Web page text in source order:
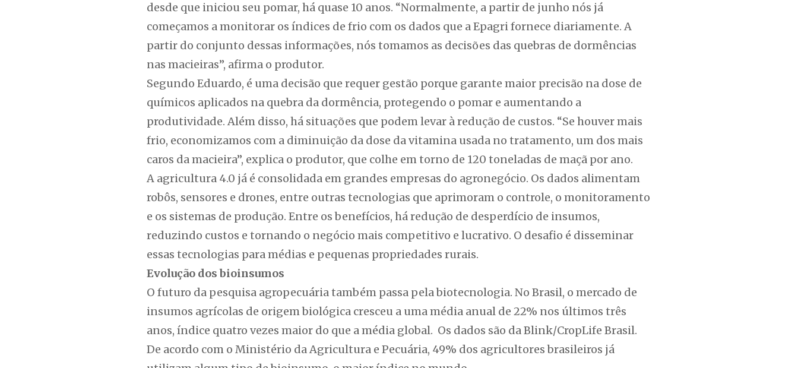
desde que iniciou seu pomar, há quase 10 anos. “Normalmente, a partir de junho nós já
começamos a monitorar os índices de frio com os dados que a Epagri fornece diariamente. A
partir do conjunto dessas informações, nós tomamos as decisões das quebras de dormências
nas macieiras”, afirma o produtor.
Segundo Eduardo, é uma decisão que requer gestão porque garante maior precisão na dose de
químicos aplicados na quebra da dormência, protegendo o pomar e aumentando a
produtividade. Além disso, há situações que podem levar à redução de custos. “Se houver mais
frio, economizamos com a diminuição da dose da vitamina usada no tratamento, um dos mais
caros da macieira”, explica o produtor, que colhe em torno de 120 toneladas de maçã por ano.
A agricultura 4.0 já é consolidada em grandes empresas do agronegócio. Os dados alimentam
robôs, sensores e drones, entre outras tecnologias que aprimoram o controle, o monitoramento
e os sistemas de produção. Entre os benefícios, há redução de desperdício de insumos,
reduzindo custos e tornando o negócio mais competitivo e lucrativo. O desafio é disseminar
essas tecnologias para médias e pequenas propriedades rurais.
Evolução dos bioinsumos
O futuro da pesquisa agropecuária também passa pela biotecnologia. No Brasil, o mercado de
insumos agrícolas de origem biológica cresceu a uma média anual de 22% nos últimos três
anos, índice quatro vezes maior do que a média global. Os dados são da Blink/CropLife Brasil.
De acordo com o Ministério da Agricultura e Pecuária, 49% dos agricultores brasileiros já